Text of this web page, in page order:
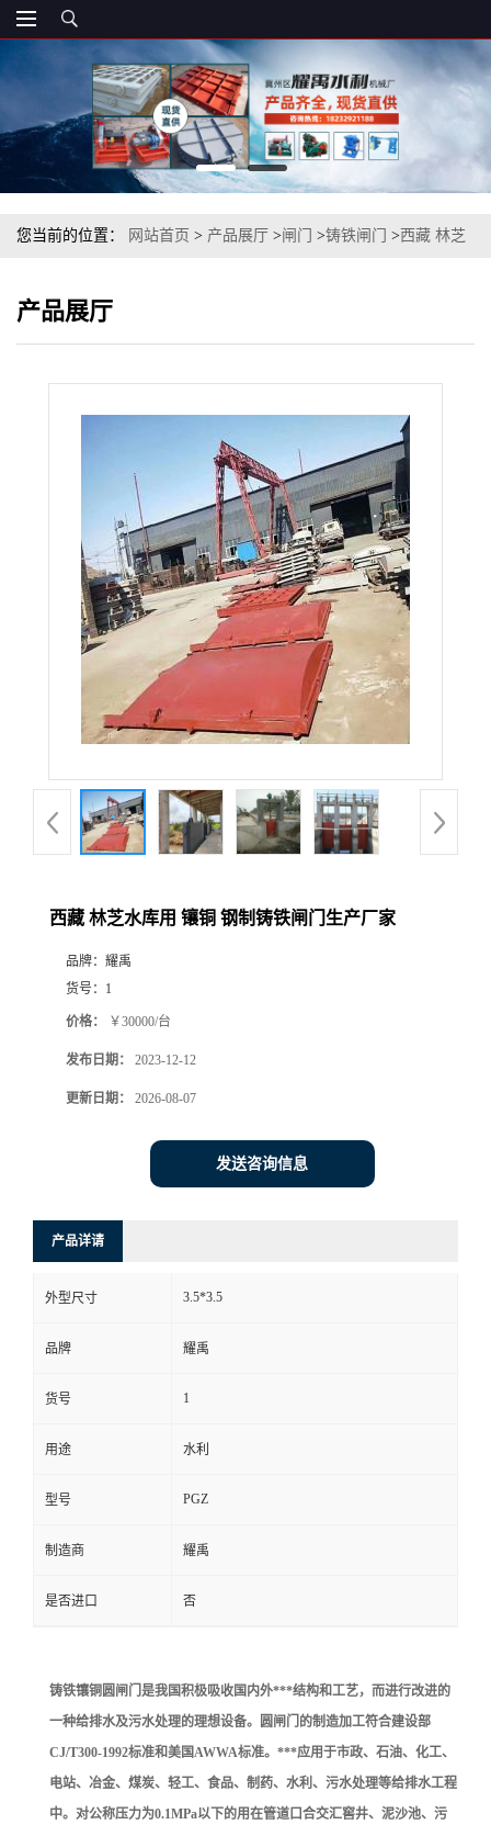
您当前的位置： 网站首页 > 产品展厅 >闸门 >铸铁闸门 >西藏 林芝
产品展厅
西藏 林芝水库用 镶铜 钢制铸铁闸门生产厂家
品牌： 耀禹
货号： 1
价格： ￥30000/台
发布日期： 2023-12-12
更新日期： 2026-08-07
发送咨询信息
产品详请
外型尺寸 3.5*3.5
品牌 耀禹
货号 1
用途 水利
型号 PGZ
制造商 耀禹
是否进口 否
铸铁镶铜圆闸门是我国积极吸收国内外***结构和工艺，而进行改进的
一种给排水及污水处理的理想设备。圆闸门的制造加工符合建设部
CJ/T300-1992标准和美国AWWA标准。***应用于市政、石油、化工、
电站、冶金、煤炭、轻工、食品、制药、水利、污水处理等给排水工程
中。对公称压力为0.1MPa以下的用在管道口合交汇窖井、泥沙池、污